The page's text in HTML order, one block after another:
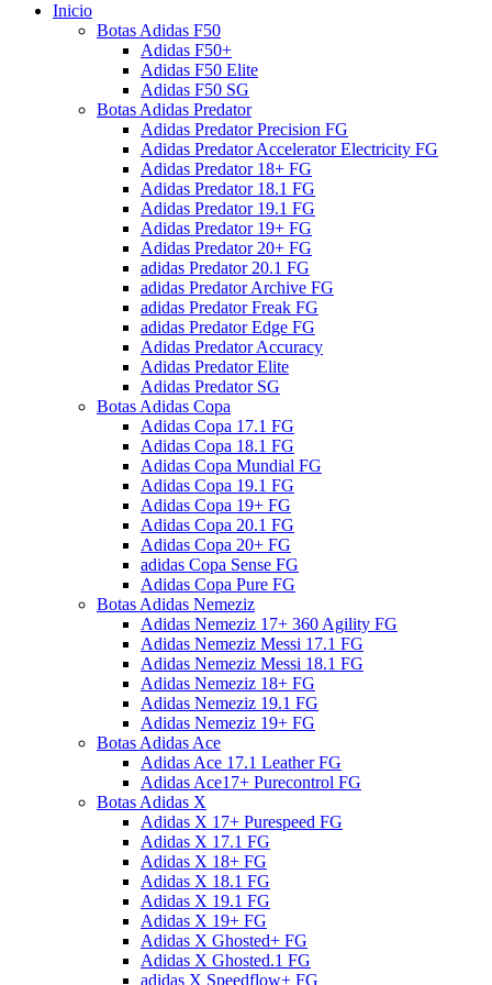
Inicio
Botas Adidas F50
Adidas F50+
Adidas F50 Elite
Adidas F50 SG
Botas Adidas Predator
Adidas Predator Precision FG
Adidas Predator Accelerator Electricity FG
Adidas Predator 18+ FG
Adidas Predator 18.1 FG
Adidas Predator 19.1 FG
Adidas Predator 19+ FG
Adidas Predator 20+ FG
adidas Predator 20.1 FG
adidas Predator Archive FG
adidas Predator Freak FG
adidas Predator Edge FG
Adidas Predator Accuracy
Adidas Predator Elite
Adidas Predator SG
Botas Adidas Copa
Adidas Copa 17.1 FG
Adidas Copa 18.1 FG
Adidas Copa Mundial FG
Adidas Copa 19.1 FG
Adidas Copa 19+ FG
Adidas Copa 20.1 FG
Adidas Copa 20+ FG
adidas Copa Sense FG
Adidas Copa Pure FG
Botas Adidas Nemeziz
Adidas Nemeziz 17+ 360 Agility FG
Adidas Nemeziz Messi 17.1 FG
Adidas Nemeziz Messi 18.1 FG
Adidas Nemeziz 18+ FG
Adidas Nemeziz 19.1 FG
Adidas Nemeziz 19+ FG
Botas Adidas Ace
Adidas Ace 17.1 Leather FG
Adidas Ace17+ Purecontrol FG
Botas Adidas X
Adidas X 17+ Purespeed FG
Adidas X 17.1 FG
Adidas X 18+ FG
Adidas X 18.1 FG
Adidas X 19.1 FG
Adidas X 19+ FG
Adidas X Ghosted+ FG
Adidas X Ghosted.1 FG
adidas X Speedflow+ FG